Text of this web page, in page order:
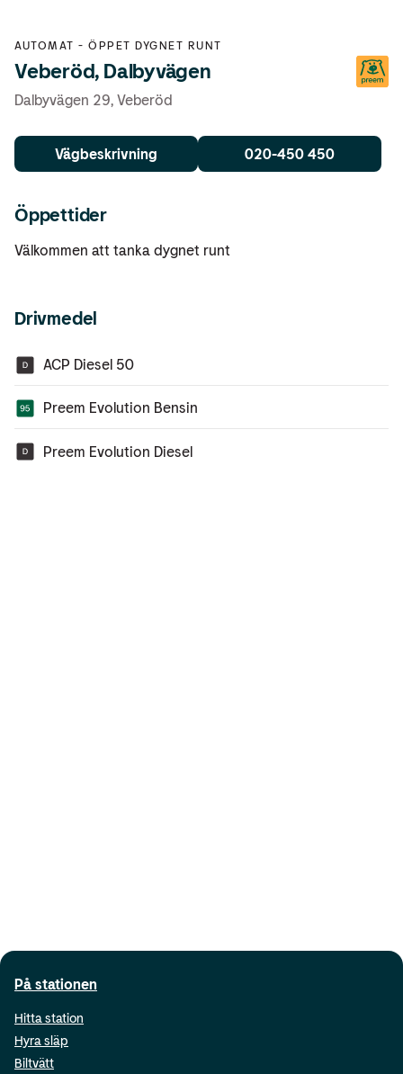
AUTOMAT -ÖPPET DYGNET RUNT
Veberöd, Dalbyvägen
Dalbyvägen 29, Veberöd
Vägbeskrivning 020-450 450
Öppettider
Välkommen att tanka dygnet runt
Drivmedel
ACP Diesel 50
Preem Evolution Bensin
Preem Evolution Diesel
På stationen
Hitta station
Hyra släp
Biltvätt